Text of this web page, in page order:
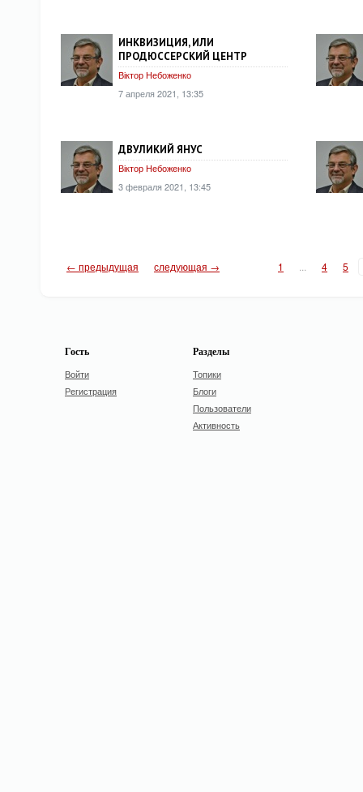
ИНКВИЗИЦИЯ, ИЛИ
ПРОДЮССЕРСКИЙ ЦЕНТР
Віктор Небоженко
7 апреля 2021, 13:35
ДВУЛИКИЙ ЯНУС
Віктор Небоженко
3 февраля 2021, 13:45
← предыдущая следующая → 1 4 5
Гость
Войти
Регистрация
Разделы
Топики
Блоги
Пользователи
Активность